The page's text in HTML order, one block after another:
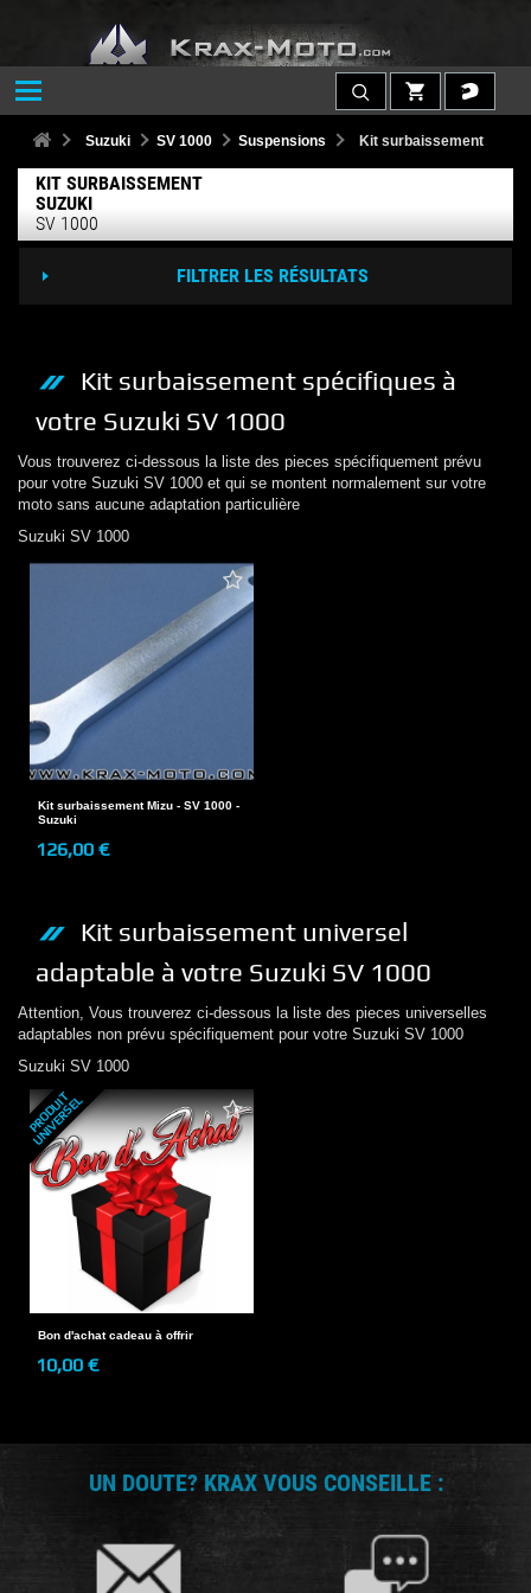
Suzuki SV 1000 Suspensions Kit surbaissement
KIT SURBAISSEMENT
SUZUKI
SV 1000
FILTRER LES RÉSULTATS
Kit surbaissement spécifiques à
votre Suzuki SV 1000
Vous trouverez ci-dessous la liste des pieces spécifiquement prévu
pour votre Suzuki SV 1000 et qui se montent normalement sur votre
moto sans aucune adaptation particulière
Suzuki SV 1000
Kit surbaissement Mizu - SV 1000 -
Suzuki
126,00 €
Kit surbaissement universel
adaptable à votre Suzuki SV 1000
Attention, Vous trouverez ci-dessous la liste des pieces universelles
adaptables non prévu spécifiquement pour votre Suzuki SV 1000
Suzuki SV 1000
P
R
O
D
U
I
T
U
N
I
V
E
R
S
E
L
Bon d'achat cadeau à offrir
10,00 €
UN DOUTE? KRAX VOUS CONSEILLE :